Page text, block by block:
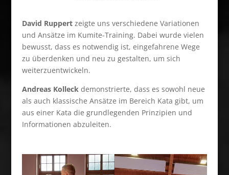
David Ruppert zeigte uns verschiedene Variationen
und Ansätze im Kumite-Training. Dabei wurde vielen
bewusst, dass es notwendig ist, eingefahrene Wege
zu überdenken und neu zu gestalten, um sich
weiterzuentwickeln.
Andreas Kolleckdemonstrierte, dass es sowohl neue
als auch klassische Ansätze im Bereich Kata gibt, um
aus einer Kata die grundlegenden Prinzipien und
Informationen abzuleiten.